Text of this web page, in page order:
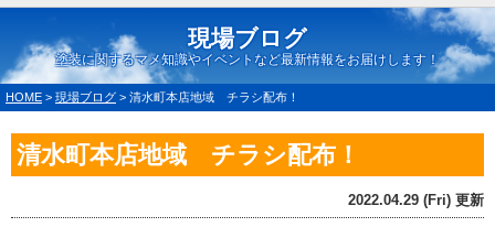
現場ブログ
塗装に関するマメ知識やイベントなど最新情報をお届けします！
HOME > 現場ブログ > 清水町本店地域 チラシ配布！
清水町本店地域 チラシ配布！
2022.04.29 (Fri) 更新